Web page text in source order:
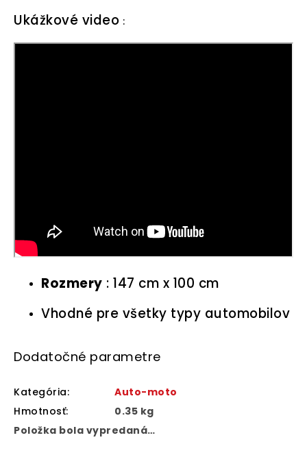
Ukážkové video :
Rozmery : 147 cm x 100 cm
Vhodné pre všetky typy automobilov
Dodatočné parametre
Kategória:
Auto-moto
Hmotnosť:
0.35 kg
Položka bola vypredaná…